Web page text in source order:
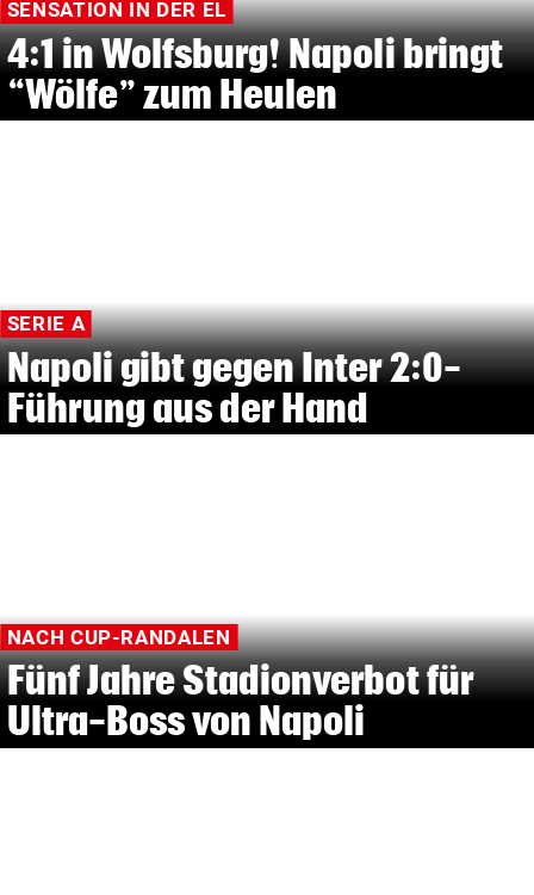
SENSATION IN DER EL
4:1 in Wolfsburg! Napoli bringt
“Wölfe” zum Heulen
SERIE A
Napoli gibt gegen Inter 2:0-
Führung aus der Hand
NACH CUP-RANDALEN
Fünf Jahre Stadionverbot für
Ultra-Boss von Napoli